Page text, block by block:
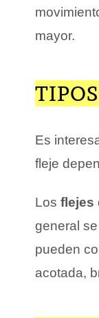
mayor.
Es
fleje
Los flejes
general
pueden
acotada,